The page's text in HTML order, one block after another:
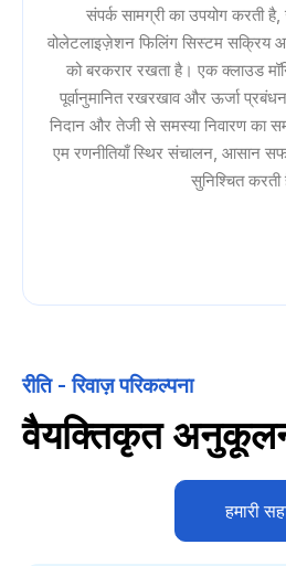
संपर्क सामग्री का उपयोग करती
वोलेटलाइज़ेशन फिलिंग सिस्टम सक्रिय
को बरकरार रखता है। एक क्लाउड
पूर्वानुमानित रखरखाव और ऊर्जा
निदान और तेजी से समस्या निवारण का
एम रणनीतियाँ स्थिर संचालन, आसान
सुनिश्चित करती
रीति - रिवाज़ परिकल्पना
वैयक्तिकृत
हमारी